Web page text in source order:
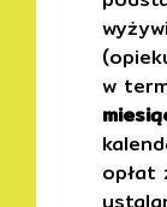
w
opłat